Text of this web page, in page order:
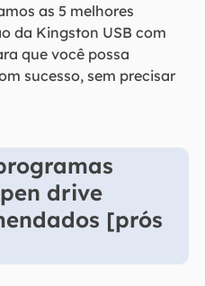
as 5 melhores
da Kingston USB com
que você possa
sucesso, sem precisar
drive
[prós